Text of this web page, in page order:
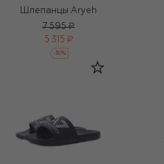
Шлепанцы Aryeh
7 595 ₽
5 315 ₽
-30%